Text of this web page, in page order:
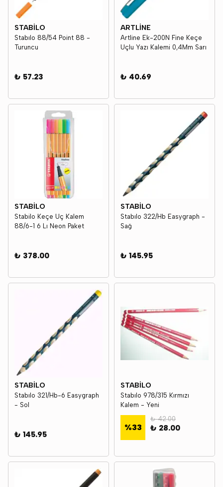
STABİLO
Stabılo 88/54 Point 88 -
Turuncu
₺ 57.23
ARTLİNE
Artline Ek-200N Fine Keçe
Uçlu Yazı Kalemi 0,4Mm Sarı
₺ 40.69
STABİLO
Stabilo Keçe Uç Kalem
88/6-1 6 Lı Neon Paket
₺ 378.00
STABİLO
Stabılo 322/Hb Easygraph -
Sağ
₺ 145.95
STABİLO
Stabılo 321/Hb-6 Easygraph
- Sol
₺ 145.95
STABİLO
Stabılo 978/315 Kırmızı
Kalem - Yeni
%33
₺ 42.00
₺ 28.00